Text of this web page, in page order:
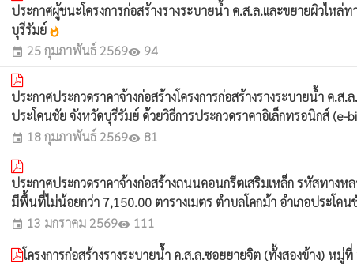
ประกาศผู้ชนะโครงการก่อสร้างรางระบายน้ำ ค.ส.ล.และขยายผิวไห
บุรีรัมย์ whatshot
event 25 กุมภาพันธ์ 2569visibility 94
ประกาศประกวดราคาจ้างก่อสร้างโครงการก่อสร้างรางระบายน้ำ ค
ประโคนชัย จังหวัดบุรีรัมย์ ด้วยวิธีการประกวดราคาอิเล็กทรอนิกส์ (e-
event 18 กุมภาพันธ์ 2569visibility 81
ประกาศประกวดราคาจ้างก่อสร้างถนนคอนกรีตเสริมเหล็ก รหัสทาง
มีพื้นที่ไม่น้อยกว่า 7,150.00 ตารางเมตร ตำบลโคกม้า อำเภอประโค
event 13 มกราคม 2569visibility 111
โครงการก่อสร้างรางระบายน้ำ ค.ส.ล.ซอยยายจิต (ทั้งสองข้าง) ห